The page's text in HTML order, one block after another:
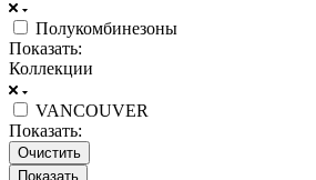
Полукомбинезоны
Показать:
Коллекции
VANCOUVER
Показать:
Очистить